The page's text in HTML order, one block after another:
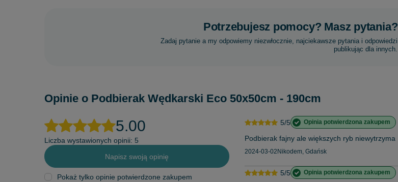
Potrzebujesz pomocy? Masz pytania?
Zadaj pytanie a my odpowiemy niezwłocznie, najciekawsze pytania i odpowiedzi
publikując dla innych.
Opinie o Podbierak Wędkarski Eco 50x50cm - 190cm
5.00
Liczba wystawionych opinii: 5
Napisz swoją opinię
Pokaż tylko opinie potwierdzone zakupem
5/5 Opinia potwierdzona zakupem
Podbierak fajny ale większych ryb niewytrzyma
2024-03-02 Nikodem, Gdańsk
5/5 Opinia potwierdzona zakupem